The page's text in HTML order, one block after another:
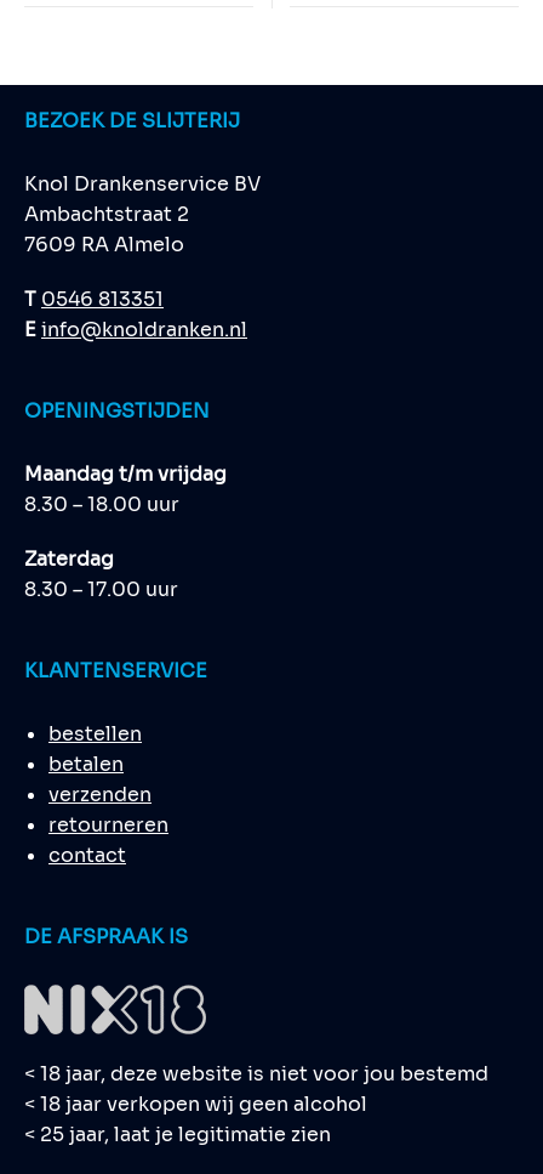
BEZOEK DE SLIJTERIJ
Knol Drankenservice BV
Ambachtstraat 2
7609 RA Almelo
T 0546 813351
Einfo@knoldranken.nl
OPENINGSTIJDEN
Maandag t/m vrijdag
8.30 – 18.00 uur
Zaterdag
8.30 – 17.00 uur
KLANTENSERVICE
bestellen
betalen
verzenden
retourneren
contact
DE AFSPRAAK IS
< 18 jaar, deze website is niet voor jou bestemd
< 18 jaar verkopen wij geen alcohol
< 25 jaar, laat je legitimatie zien